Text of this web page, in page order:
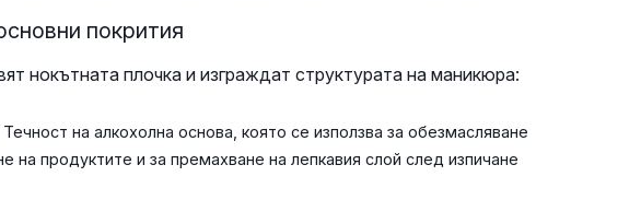
покрития
нокътната плочка и изграждат структурата на маникюра:
Течност на алкохолна основа, която се използва за обезмасляване
на продуктите и за премахване на лепкавия слой след изпичане